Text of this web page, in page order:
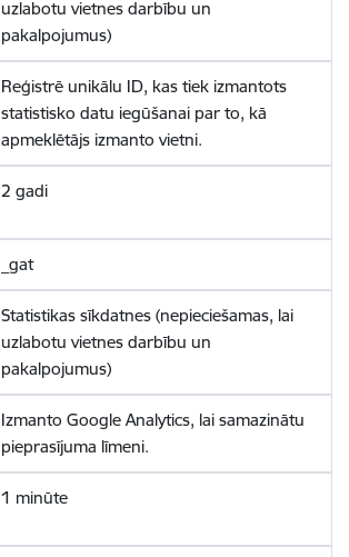
uzlabotu vietnes darbību un
pakalpojumus)
Reģistrē unikālu ID, kas tiek izmantots
statistisko datu iegūšanai par to, kā
apmeklētājs izmanto vietni.
2 gadi
_gat
Statistikas sīkdatnes (nepieciešamas, lai
uzlabotu vietnes darbību un
pakalpojumus)
Izmanto Google Analytics, lai samazinātu
pieprasījuma līmeni.
1 minūte